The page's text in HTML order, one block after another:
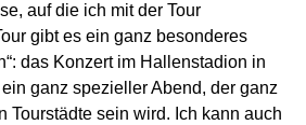
auf die ich mit der Tour
gibt es ein ganz besonderes
das Konzert im Hallenstadion in
ganz spezieller Abend, der ganz
Tourstädte sein wird. Ich kann auch